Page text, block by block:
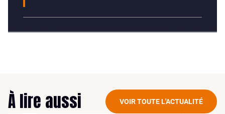
À lire aussi VOIR TOUTE L'ACTUALITÉ